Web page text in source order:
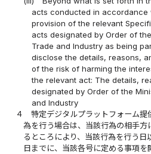
acts conducted in accordance
provision of the relevant
acts designated by Order of
Trade and Industry as being
disclose the details, reasons,
of the risk of harming the
the relevant act: The details,
designated by Order of the
and Industry
４
特定デジタルプラットフォーム
為を行う場合は、当該行為の相手
るところにより、当該行為を行う日
日までに、当該各号に定める事項